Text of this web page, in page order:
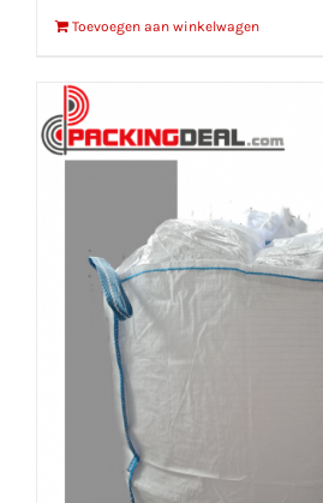
Toevoegen aan winkelwagen